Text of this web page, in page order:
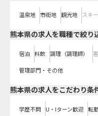
温泉地 市街地 観光地 スキ
熊本県の求人を職種で絞り
宿泊 料飲 調理（調理師）
管理部門・その他
熊本県の求人をこだわり条
学歴不問 U・Iターン歓迎 転